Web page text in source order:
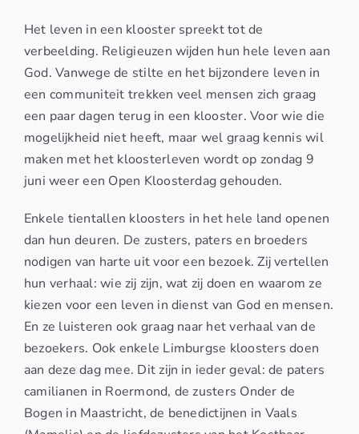
Het leven in een klooster spreekt tot de
verbeelding. Religieuzen wijden hun hele leven aan
God. Vanwege de stilte en het bijzondere leven in
een communiteit trekken veel mensen zich graag
een paar dagen terug in een klooster. Voor wie die
mogelijkheid niet heeft, maar wel graag kennis wil
maken met het kloosterleven wordt op zondag 9
juni weer een Open Kloosterdag gehouden.
Enkele tientallen kloosters in het hele land openen
dan hun deuren. De zusters, paters en broeders
nodigen van harte uit voor een bezoek. Zij vertellen
hun verhaal: wie zij zijn, wat zij doen en waarom ze
kiezen voor een leven in dienst van God en mensen.
En ze luisteren ook graag naar het verhaal van de
bezoekers. Ook enkele Limburgse kloosters doen
aan deze dag mee. Dit zijn in ieder geval: de paters
camilianen in Roermond, de zusters Onder de
Bogen in Maastricht, de benedictijnen in Vaals